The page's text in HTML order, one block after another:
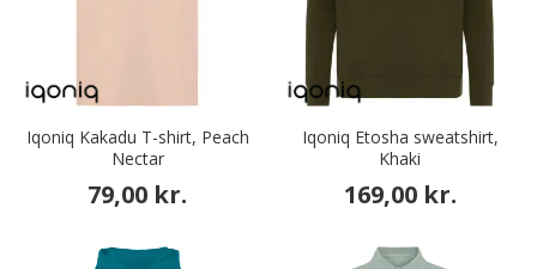
Iqoniq Kakadu T-shirt, Peach
Nectar
79,00 kr.
Iqoniq Etosha sweatshirt,
Khaki
169,00 kr.